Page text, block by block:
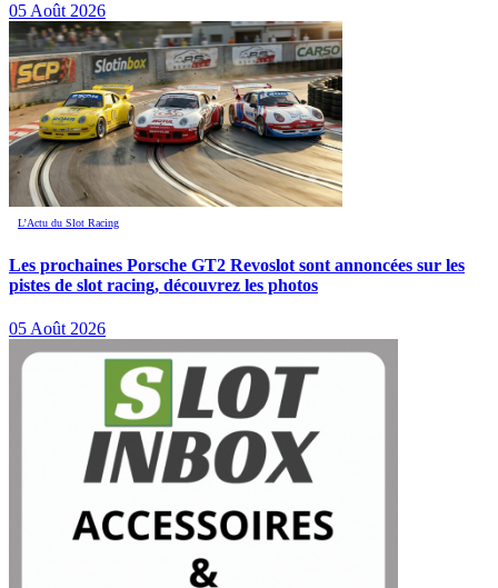
05 Août 2026
L’Actu du Slot Racing
Les prochaines Porsche GT2 Revoslot sont annoncées sur les
pistes de slot racing, découvrez les photos
05 Août 2026